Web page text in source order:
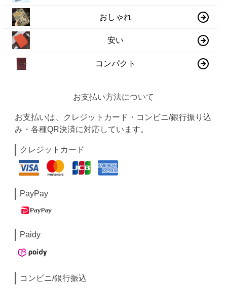
おしゃれ
安い
コンパクト
お支払い方法について
お支払いは、クレジットカード・コンビニ/銀行振り込
み・各種QR決済に対応しています。
クレジットカード
PayPay
Paidy
コンビニ/銀行振込